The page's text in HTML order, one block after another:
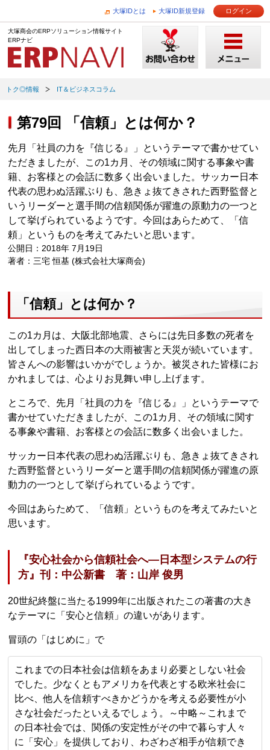
大塚IDとは 大塚ID新規登録 ログイン
大塚商会のERPソリューション情報サイト
ERPナビ
トク◎情報 IT＆ビジネスコラム
第79回 「信頼」とは何か？
先月「社員の力を『信じる』」というテーマで書かせてい
ただきましたが、この1カ月、その領域に関する事象や書
籍、お客様との会話に数多く出会いました。サッカー日本
代表の思わぬ活躍ぶりも、急きょ抜てきされた西野監督と
いうリーダーと選手間の信頼関係が躍進の原動力の一つと
して挙げられているようです。今回はあらためて、「信
頼」というものを考えてみたいと思います。
公開日：2018年 7月19日
著者：三宅 恒基 (株式会社大塚商会)
「信頼」とは何か？
この1カ月は、大阪北部地震、さらには先日多数の死者を
出してしまった西日本の大雨被害と天災が続いています。
皆さんへの影響はいかがでしょうか。被災された皆様にお
かれましては、心よりお見舞い申し上げます。
ところで、先月「社員の力を『信じる』」というテーマで
書かせていただきましたが、この1カ月、その領域に関す
る事象や書籍、お客様との会話に数多く出会いました。
サッカー日本代表の思わぬ活躍ぶりも、急きょ抜てきされ
た西野監督というリーダーと選手間の信頼関係が躍進の原
動力の一つとして挙げられているようです。
今回はあらためて、「信頼」というものを考えてみたいと
思います。
『安心社会から信頼社会へ―日本型システムの行
方』刊：中公新書 著：山岸 俊男
20世紀終盤に当たる1999年に出版されたこの著書の大き
なテーマに「安心と信頼」の違いがあります。
冒頭の「はじめに」で
これまでの日本社会は信頼をあまり必要としない社会
でした。少なくともアメリカを代表とする欧米社会に
比べ、他人を信頼すべきかどうかを考える必要性が小
さな社会だったといえるでしょう。～中略～これまで
の日本社会では、関係の安定性がその中で暮らす人々
に「安心」を提供しており、わざわざ相手が信頼でき